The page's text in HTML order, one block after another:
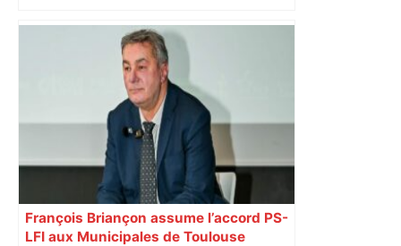
François Briançon assume l’accord PS-
LFI aux Municipales de Toulouse